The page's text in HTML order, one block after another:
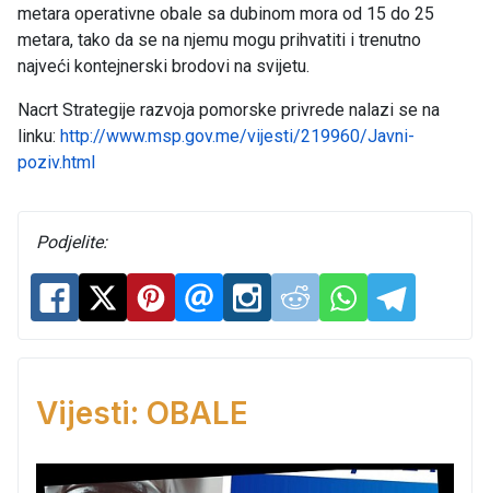
metara operativne obale sa dubinom mora od 15 do 25
metara, tako da se na njemu mogu prihvatiti i trenutno
najveći kontejnerski brodovi na svijetu.
Nacrt Strategije razvoja pomorske privrede nalazi se na
linku: http://www.msp.gov.me/vijesti/219960/Javni-
poziv.html
Podjelite:
Vijesti: OBALE